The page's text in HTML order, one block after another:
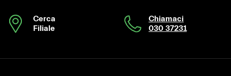
Cerca
Filiale
Chiamaci
030 37231